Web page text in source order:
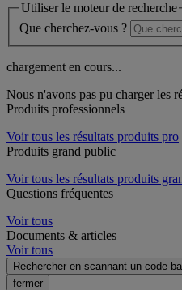
Utiliser le moteur de recherche
Que cherchez-vous ?
chargement en cours...
Nous n'avons pas pu charger les
Produits professionnels
Voir tous les résultats produits pro
Produits grand public
Voir tous les résultats produits
Questions fréquentes
Voir tous
Documents & articles
Voir tous
Rechercher en scannant un code-
fermer